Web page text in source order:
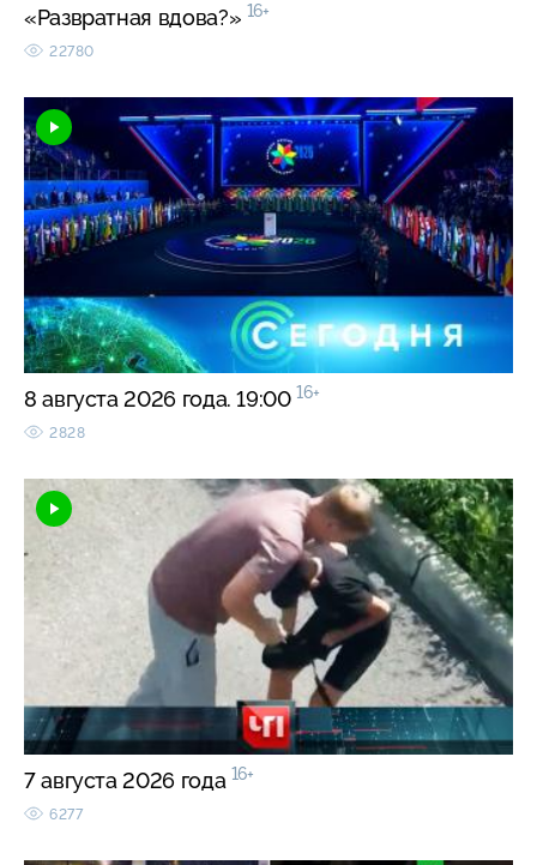
«Развратная вдова?» 16+
22780
8 августа 2026 года. 19:00 16+
2828
7 августа 2026 года 16+
6277